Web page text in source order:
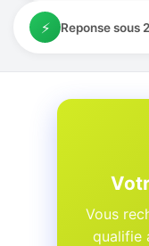
⚡ Reponse sous
Vous
qualifie